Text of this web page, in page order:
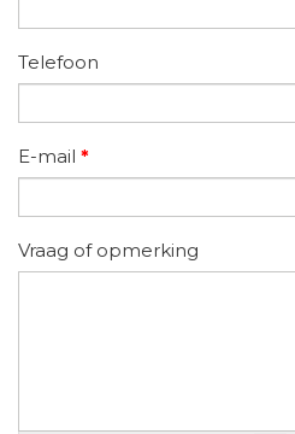
Telefoon
E-mail *
Vraag of opmerking